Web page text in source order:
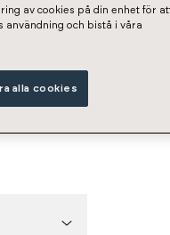
av cookies på din enhet för
och bistå i våra
alla cookies